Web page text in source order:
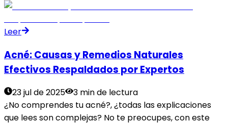
Leer
Acné: Causas y Remedios Naturales
Efectivos Respaldados por Expertos
23 jul de 2025
3 min de lectura
¿No comprendes tu acné?, ¿todas las explicaciones
que lees son complejas? No te preocupes, con este